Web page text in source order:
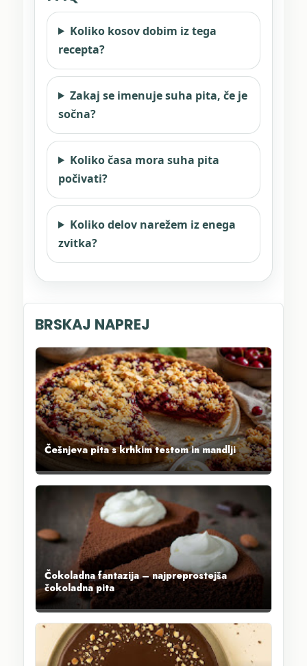
Koliko kosov dobim iz tega
recepta?
Zakaj se imenuje suha pita, če je
sočna?
Koliko časa mora suha pita
počivati?
Koliko delov narežem iz enega
zvitka?
BRSKAJ NAPREJ
Češnjeva pita s krhkim testom in mandlji
Čokoladna fantazija – najpreprostejša
čokoladna pita